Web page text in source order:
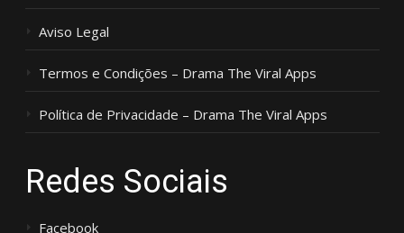
Aviso Legal
Termos e Condições – Drama The Viral Apps
Política de Privacidade – Drama The Viral Apps
Redes Sociais
Facebook